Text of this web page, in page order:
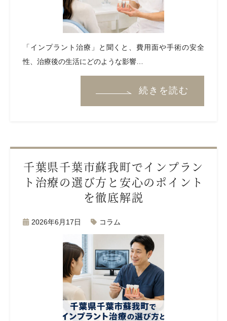
「インプラント治療」と聞くと、費用面や手術の安全
性、治療後の生活にどのような影響…
続きを読む
千葉県千葉市蘇我町でインプラン
ト治療の選び方と安心のポイント
を徹底解説
2026年6月17日 コラム